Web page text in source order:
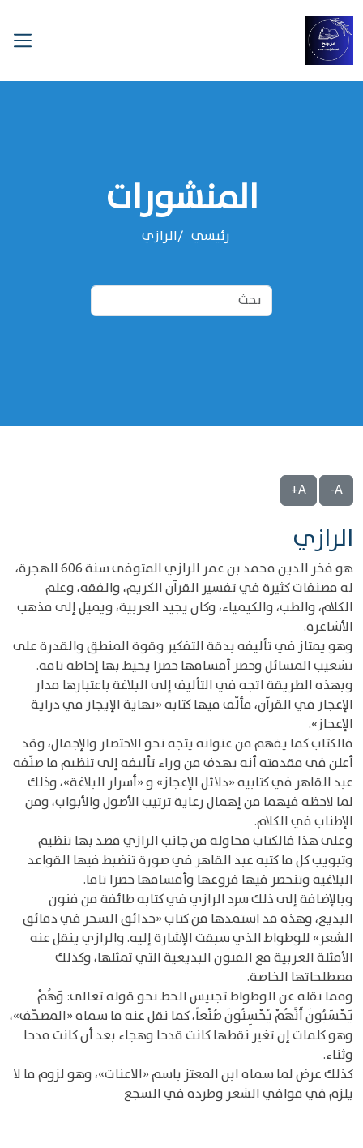
المنشورات
رئيسي الرازي
A-
A+
الرازي
هو فخر الدين محمد بن عمر الرازي المتوفى سنة 606 للهجرة،
له مصنفات كثيرة في تفسير القرآن الكريم، والفقه، وعلم
الكلام، والطب، والكيمياء، وكان يجيد العربية، ويميل إلى مذهب
الأشاعرة.
وهو يمتاز في تأليفه بدقة التفكير وقوة المنطق والقدرة على
تشعيب المسائل وحصر أقسامها حصرا يحيط بها إحاطة تامة.
وبهذه الطريقة اتجه في التأليف إلى البلاغة باعتبارها مدار
الإعجاز في القرآن، فألّف فيها كتابه «نهاية الإيجاز في دراية
الإعجاز».
فالكتاب كما يفهم من عنوانه يتجه نحو الاختصار والإجمال، وقد
أعلن في مقدمته أنه يهدف من وراء تأليفه إلى تنظيم ما صنّفه
عبد القاهر في كتابيه «دلائل الإعجاز» و «أسرار البلاغة»، وذلك
لما لاحظه فيهما من إهمال رعاية ترتيب الأصول والأبواب، ومن
الإطناب في الكلام.
وعلى هذا فالكتاب محاولة من جانب الرازي قصد بها تنظيم
وتبويب كل ما كتبه عبد القاهر في صورة تنضبط فيها القواعد
البلاغية وتنحصر فيها فروعها وأقسامها حصرا تاما.
وبالإضافة إلى ذلك سرد الرازي في كتابه طائفة من فنون
البديع، وهذه قد استمدها من كتاب «حدائق السحر في دقائق
الشعر» للوطواط الذي سبقت الإشارة إليه. والرازي ينقل عنه
الأمثلة العربية مع الفنون البديعية التي تمثلها، وكذلك
مصطلحاتها الخاصة.
ومما نقله عن الوطواط تجنيس الخط نحو قوله تعالى: وَهُمْ
يَحْسَبُونَ أَنَّهُمْ يُحْسِنُونَ صُنْعاً، كما نقل عنه ما سماه «المصحّف»،
وهو كلمات إن تغير نقطها كانت قدحا وهجاء بعد أن كانت مدحا
وثناء.
كذلك عرض لما سماه ابن المعتز باسم «الاعنات»، وهو لزوم ما لا
يلزم في قوافي الشعر وطرده في السجع